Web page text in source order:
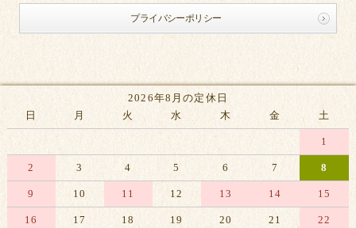
プライバシーポリシー
2026年8月の定休日
日
月 火 水 木 金 土
1
2 3 4 5 6 7 8
9 10 11 12 13 14 15
16 17 18 19 20 21 22